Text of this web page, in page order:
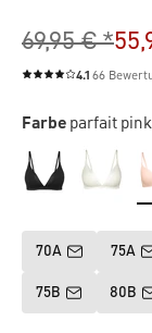
69,95 € *
Durchschnittliche
4.1 66
Farbe parfait pink
70A 75A
75B 80B